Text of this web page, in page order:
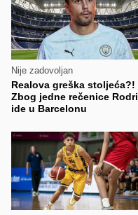
Nije zadovoljan
Realova greška stoljeća?!
Zbog jedne rečenice Rodri
ide u Barcelonu